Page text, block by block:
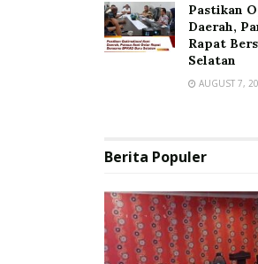
Pastikan
Daerah,
Rapat
Selatan
AUGUST 7,
Berita Populer